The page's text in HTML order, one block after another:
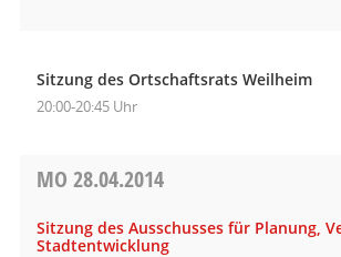
Sitzung des Ortschaftsrats Weilheim
20:00-20:45 Uhr
MO 28.04.2014
Sitzung des Ausschusses für Planung,
Stadtentwicklung